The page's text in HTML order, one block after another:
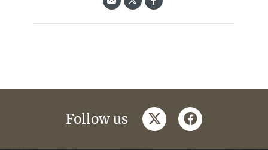
Follow us twitterfacebook